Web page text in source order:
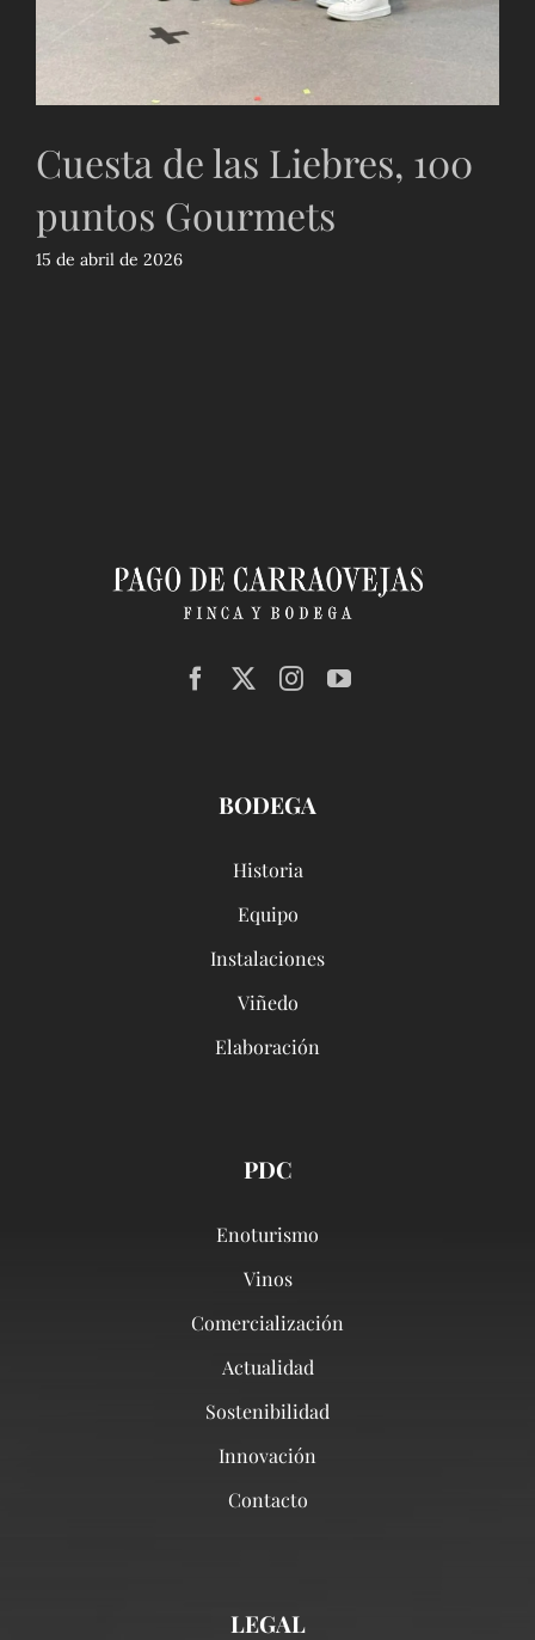
Cuesta de las Liebres, 100
puntos Gourmets
15 de abril de 2026
BODEGA
Historia
Equipo
Instalaciones
Viñedo
Elaboración
PDC
Enoturismo
Vinos
Comercialización
Actualidad
Sostenibilidad
Innovación
Contacto
LEGAL